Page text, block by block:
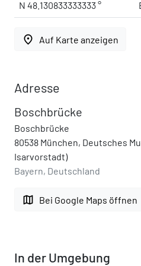
N 48.130833333333 °
place Auf Karte anzeigen
Adresse
Boschbrücke
Boschbrücke
80538 München, Deutsches
Isarvorstadt)
Bayern, Deutschland
map Bei Google Maps öffnen
In der Umgebung